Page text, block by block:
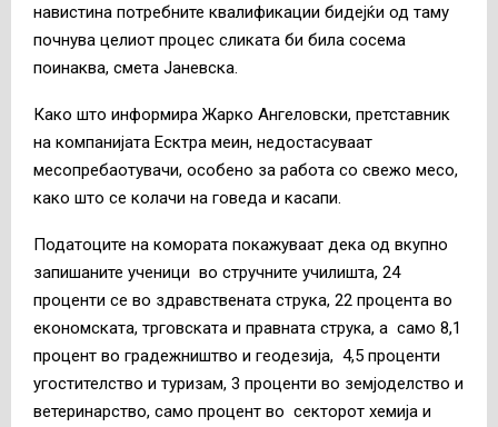
навистина потребните квалификации бидејќи од таму
почнува целиот процес сликата би била сосема
поинаква, смета Јаневска.
Како што информира Жарко Ангеловски, претставник
на компанијата Есктра меин, недостасуваат
месопребаотувачи, особено за работа со свежо месо,
како што се колачи на говеда и касапи.
Податоците на комората покажуваат дека од вкупно
запишаните ученици во стручните училишта, 24
проценти се во здравствената струка, 22 процента во
економската, трговската и правната струка, а само 8,1
процент во градежништво и геодезија, 4,5 проценти
угостителство и туризам, 3 проценти во земјоделство и
ветеринарство, само процент во секторот хемија и